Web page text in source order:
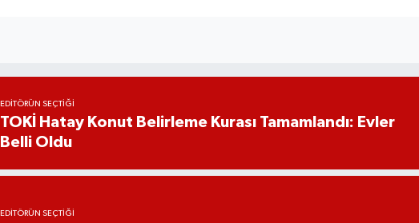
EDITÖRÜN SEÇTIĞI
TOKİ Hatay Konut Belirleme Kurası Tamamlandı: Evler
Belli Oldu
EDITÖRÜN SEÇTIĞI